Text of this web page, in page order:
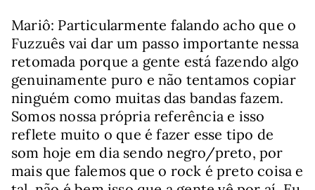
Mariô: Particularmente falando acho que o
Fuzzuês vai dar um passo importante nessa
retomada porque a gente está fazendo algo
genuinamente puro e não tentamos copiar
ninguém como muitas das bandas fazem.
Somos nossa própria referência e isso
reflete muito o que é fazer esse tipo de
som hoje em dia sendo negro/preto, por
mais que falemos que o rock é preto coisa e